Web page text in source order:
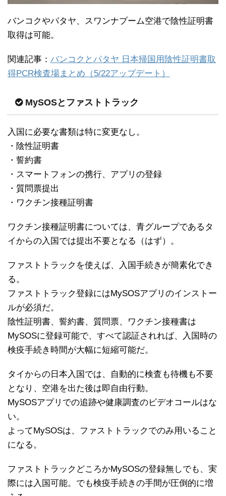
バンコクやパタヤ、スワンナプーム空港で陰性証明書
取得は可能。
関連記事： バンコクとパタヤ 日本帰国用陰性証明書取
得PCR検査場まとめ（5/22アップデート）
MySOSとファストトラック
入国に必要な書類は特に変更なし。
・陰性証明書
・誓約書
・スマートフォンの携行、アプリの登録
・質問票提出
・ワクチン接種証明書
ワクチン接種証明書については、青グループであるタ
イからの入国では提出不要となる（はず）。
ファストトラックを使えば、入国手続きが簡素化でき
る。
ファストトラック登録にはMySOSアプリのインストー
ルが必須だ。
陰性証明書、誓約書、質問票、ワクチン接種書は
MySOSに登録可能で、すべて認証されれば、入国時の
検疫手続き時間が大幅に短縮可能だ。
タイからの日本入国では、自動的に検査も待機も不要
となり、空港を出た後は即自由行動。
MySOSアプリでの追跡や健康調査のビデオコールはな
い。
よってMySOSは、ファストトラックでのみ用いること
になる。
ファストトラックどころかMySOSの登録無しでも、実
際には入国可能。でも検疫手続きの手間が圧倒的に増